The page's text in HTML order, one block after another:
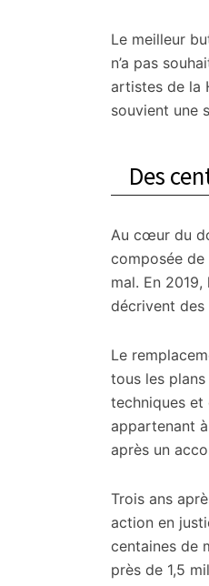
Le meilleur
n’a pas
artistes de la
souvient une
Des
Au cœur du
composée
mal. En
décrivent des
Le
tous les
techniques
appartenant
après un
Trois ans
action en
centaines de
près de 1,5